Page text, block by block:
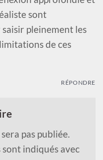
sont
pleinement les
de ces
RÉPONDRE
pas publiée.
indiqués avec